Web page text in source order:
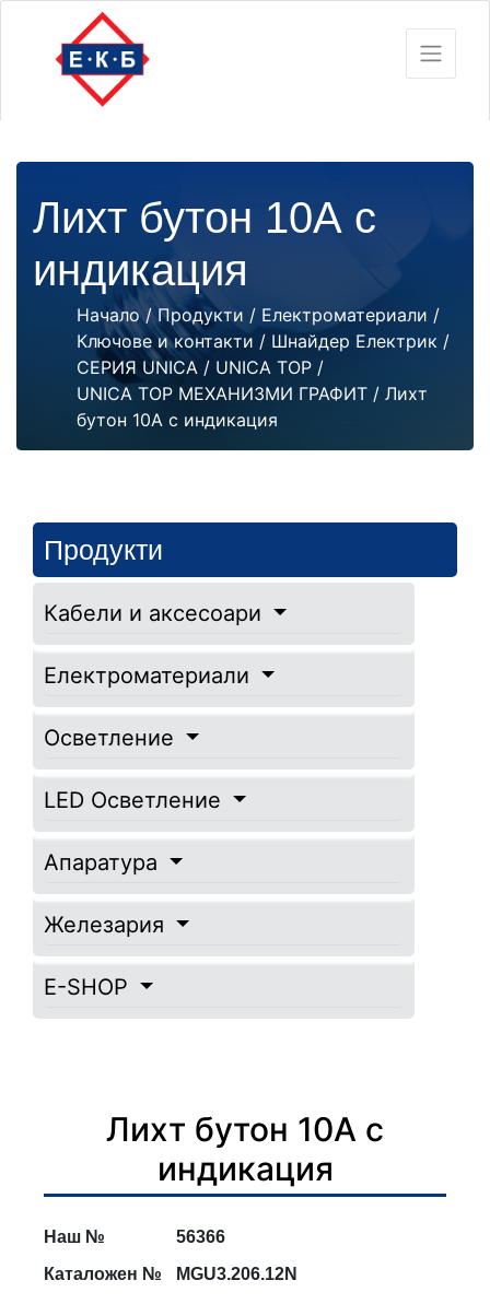
Лихт бутон 10А с
индикация
Начало/Продукти / Електроматериали /
Ключове и контакти / Шнайдер Електрик /
СЕРИЯ UNICA / UNICA TOP /
UNICA TOP МЕХАНИЗМИ ГРАФИТ / Лихт
бутон 10А с индикация
Продукти
Кабели и аксесоари
Електроматериали
Осветление
LED Осветление
Апаратура
Железария
E-SHOP
Лихт бутон 10А с
индикация
Наш №
56366
Каталожен №
MGU3.206.12N